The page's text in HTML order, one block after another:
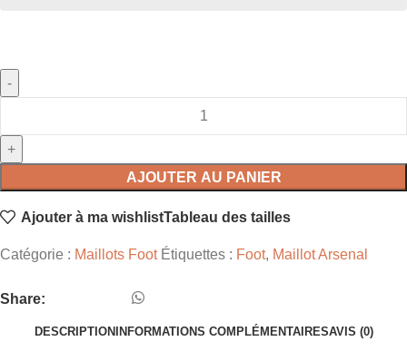
AJOUTER AU PANIER
Ajouter à ma wishlistTableau des tailles
Catégorie : Maillots Foot Étiquettes : Foot, Maillot Arsenal
Share:
DESCRIPTION INFORMATIONS COMPLÉMENTAIRESAVIS (0)